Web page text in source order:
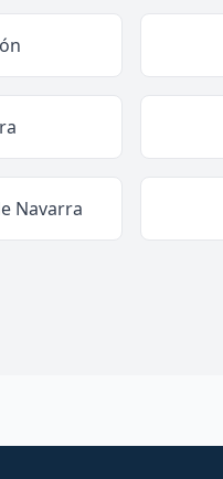
Navarra